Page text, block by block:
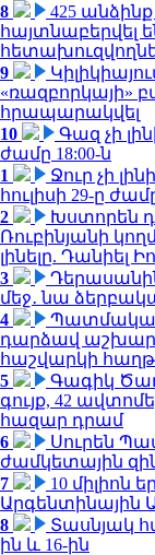
8
425
հայտնաբերվել
9
«ռազբորկայի»
հրապարակվել
10
Գազ չի
ժամը 18:00-ն
1
Ջուր չի
հուլիսի 29-ը
2
Խստորեն
Ռուբինյանի
լինելը. Դանիել
3
մեջ․ նա
4
դարձավ
հաշվարկի
5
Գագիկ
գույք, 42
հազար դրամ
6
Սուրեն
ժամկետային
7
10 միլիոն
Արգենտինային
8
Տասնյակ
ին և 16-ին